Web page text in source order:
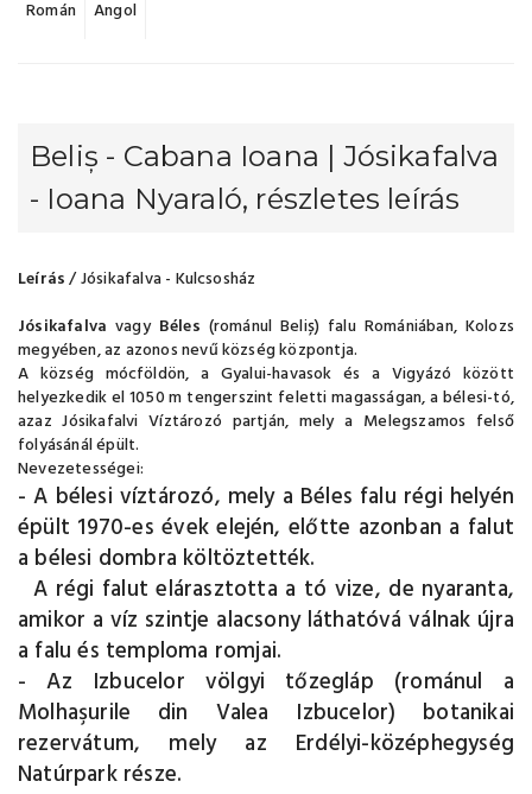
Román Angol
Beliș - Cabana Ioana | Jósikafalva
- Ioana Nyaraló, részletes leírás
Leírás/ Jósikafalva - Kulcsosház
Jósikafalva vagy Béles (románul Beliș) falu Romániában, Kolozs
megyében, az azonos nevű község központja.
A község mócföldön, a Gyalui-havasok és a Vigyázó között
helyezkedik el 1050 m tengerszint feletti magasságan, a bélesi-tó,
azaz Jósikafalvi Víztározó partján, mely a Melegszamos felső
folyásánál épült.
Nevezetességei:
- A bélesi víztározó, mely a Béles falu régi helyén
épült 1970-es évek elején, előtte azonban a falut
a bélesi dombra költöztették.
A régi falut elárasztotta a tó vize, de nyaranta,
amikor a víz szintje alacsony láthatóvá válnak újra
a falu és temploma romjai.
- Az Izbucelor völgyi tőzegláp (románul a
Molhaşurile din Valea Izbucelor) botanikai
rezervátum, mely az Erdélyi-középhegység
Natúrpark része.